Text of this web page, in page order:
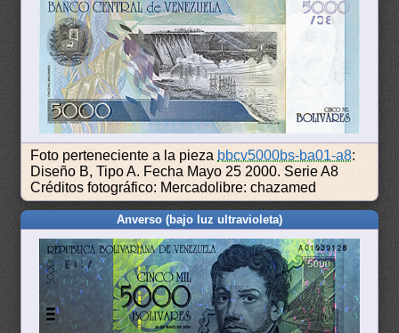
Foto perteneciente a la pieza bbcv5000bs-ba01-a8:
Diseño B, Tipo A. Fecha Mayo 25 2000. Serie A8
Créditos fotográfico: Mercadolibre: chazamed
Anverso (bajo luz ultravioleta)